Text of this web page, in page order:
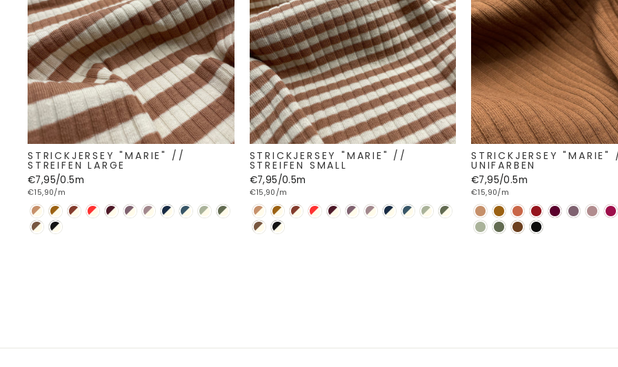
STRICKJERSEY "MARIE" //
STREIFEN LARGE
€7,95/0.5m
€15,90/m
STRICKJERSEY "MARIE" //
STREIFEN SMALL
€7,95/0.5m
€15,90/m
STRICKJERSEY
UNIFARBEN
€7,95/0.5m
€15,90/m